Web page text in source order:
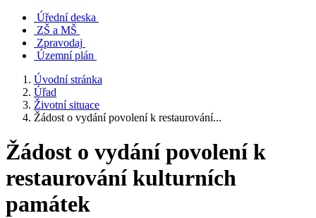
Úřední deska
ZŠ a MŠ
Zpravodaj
Územní plán
Úvodní stránka
Úřad
Životní situace
Žádost o vydání povolení k restaurování...
Žádost o vydání povolení k
restaurování kulturních
památek